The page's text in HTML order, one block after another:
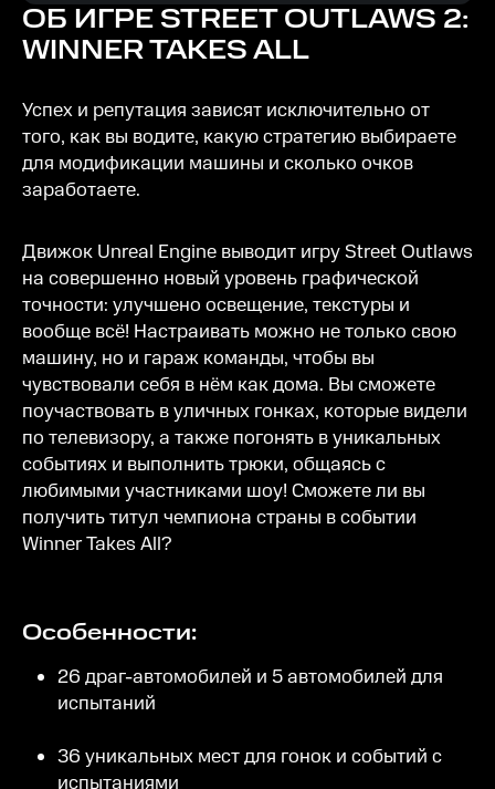
ОБ ИГРЕ STREET OUTLAWS 2:
WINNER TAKES ALL
Успех и репутация зависят исключительно от
того, как вы водите, какую стратегию выбираете
для модификации машины и сколько очков
заработаете.
Движок Unreal Engine выводит игру Street Outlaws
на совершенно новый уровень графической
точности: улучшено освещение, текстуры и
вообще всё! Настраивать можно не только свою
машину, но и гараж команды, чтобы вы
чувствовали себя в нём как дома. Вы сможете
поучаствовать в уличных гонках, которые видели
по телевизору, а также погонять в уникальных
событиях и выполнить трюки, общаясь с
любимыми участниками шоу! Сможете ли вы
получить титул чемпиона страны в событии
Winner Takes All?
Особенности:
26 драг-автомобилей и 5 автомобилей для
испытаний
36 уникальных мест для гонок и событий с
испытаниями